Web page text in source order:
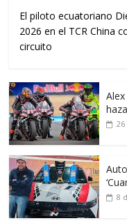
El piloto ecuatoriano
2026 en el TCR China
circuito
8